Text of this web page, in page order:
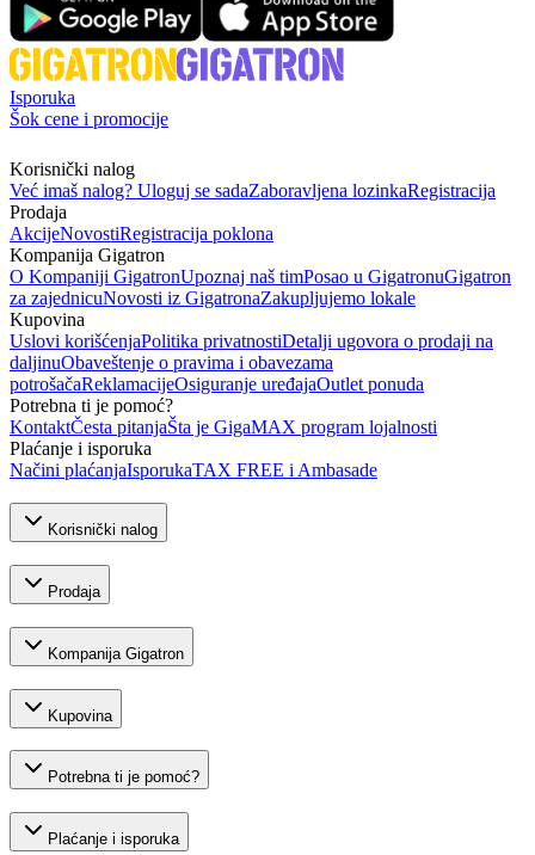
Isporuka
Šok cene i promocije
Korisnički nalog
Već imaš nalog? Uloguj se sadaZaboravljena lozinkaRegistracija
Prodaja
AkcijeNovostiRegistracija poklona
Kompanija Gigatron
O Kompaniji GigatronUpoznaj naš timPosao u GigatronuGigatron
za zajednicuNovosti iz GigatronaZakupljujemo lokale
Kupovina
Uslovi korišćenjaPolitika privatnostiDetalji ugovora o prodaji na
daljinuObaveštenje o pravima i obavezama
potrošačaReklamacijeOsiguranje uređajaOutlet ponuda
Potrebna ti je pomoć?
KontaktČesta pitanjaŠta je GigaMAX program lojalnosti
Plaćanje i isporuka
Načini plaćanjaIsporukaTAX FREE i Ambasade
Korisnički nalog
Prodaja
Kompanija Gigatron
Kupovina
Potrebna ti je pomoć?
Plaćanje i isporuka